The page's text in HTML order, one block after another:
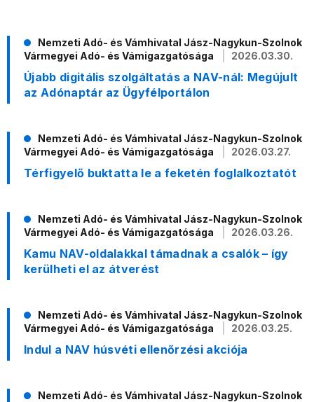
Nemzeti Adó- és Vámhivatal Jász-Nagykun-Szolnok
Vármegyei Adó- és Vámigazgatósága
2026.03.30.
Újabb digitális szolgáltatás a NAV-nál: Megújult
az Adónaptár az Ügyfélportálon
Nemzeti Adó- és Vámhivatal Jász-Nagykun-Szolnok
Vármegyei Adó- és Vámigazgatósága
2026.03.27.
Térfigyelő buktatta le a feketén foglalkoztatót
Nemzeti Adó- és Vámhivatal Jász-Nagykun-Szolnok
Vármegyei Adó- és Vámigazgatósága
2026.03.26.
Kamu NAV-oldalakkal támadnak a csalók – így
kerülheti el az átverést
Nemzeti Adó- és Vámhivatal Jász-Nagykun-Szolnok
Vármegyei Adó- és Vámigazgatósága
2026.03.25.
Indul a NAV húsvéti ellenőrzési akciója
Nemzeti Adó- és Vámhivatal Jász-Nagykun-Szolnok